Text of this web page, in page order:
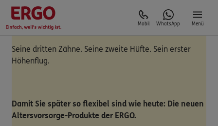
Mobil WhatsApp Menü
Seine dritten Zähne. Seine zweite Hüfte. Sein erster
Höhenflug.
Damit Sie später so flexibel sind wie heute: Die neuen
Altersvorsorge-Produkte der ERGO.